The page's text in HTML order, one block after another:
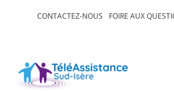
CONTACTEZ-NOUS FOIRE AUX